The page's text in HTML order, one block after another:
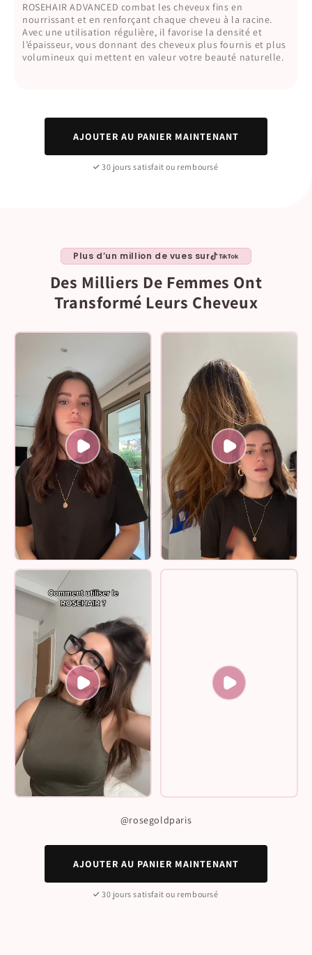
ROSEHAIR ADVANCED combat les cheveux fins en
nourrissant et en renforçant chaque cheveu à la racine.
Avec une utilisation régulière, il favorise la densité et
l’épaisseur, vous donnant des cheveux plus fournis et plus
volumineux qui mettent en valeur votre beauté naturelle.
AJOUTER AU PANIER MAINTENANT
30 jours satisfait ou remboursé
Plus d’un million de vues sur
Des Milliers De Femmes Ont
Transformé Leurs Cheveux
@rosegoldparis
AJOUTER AU PANIER MAINTENANT
30 jours satisfait ou remboursé